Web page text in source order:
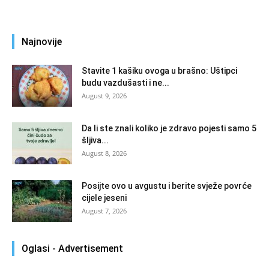
Najnovije
Stavite 1 kašiku ovoga u brašno: Uštipci
budu vazdušasti i ne...
August 9, 2026
Da li ste znali koliko je zdravo pojesti samo 5
šljiva...
August 8, 2026
Posijte ovo u avgustu i berite svježe povrće
cijele jeseni
August 7, 2026
Oglasi - Advertisement